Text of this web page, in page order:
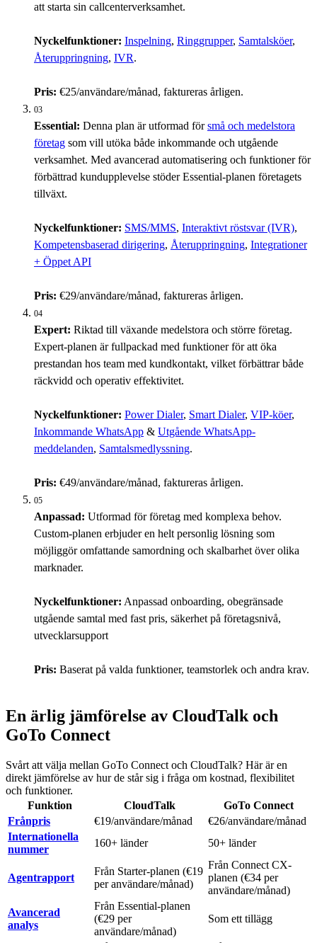
att starta sin callcenterverksamhet.
Nyckelfunktioner: Inspelning, Ringgrupper, Samtalsköer,
Återuppringning, IVR.
Pris: €25/användare/månad, faktureras årligen.
03
Essential: Denna plan är utformad försmå och medelstora
företag som vill utöka både inkommande och utgående
verksamhet. Med avancerad automatisering och funktioner för
förbättrad kundupplevelse stöder Essential-planen företagets
tillväxt.
Nyckelfunktioner: SMS/MMS, Interaktivt röstsvar (IVR),
Kompetensbaserad dirigering, Återuppringning, Integrationer
+ Öppet API
Pris: €29/användare/månad, faktureras årligen.
04
Expert: Riktad till växande medelstora och större företag.
Expert-planen är fullpackad med funktioner för att öka
prestandan hos team med kundkontakt, vilket förbättrar både
räckvidd och operativ effektivitet.
Nyckelfunktioner: Power Dialer, Smart Dialer, VIP-köer,
Inkommande WhatsApp & Utgående WhatsApp-
meddelanden, Samtalsmedlyssning.
Pris: €49/användare/månad, faktureras årligen.
05
Anpassad: Utformad för företag med komplexa behov.
Custom-planen erbjuder en helt personlig lösning som
möjliggör omfattande samordning och skalbarhet över olika
marknader.
Nyckelfunktioner: Anpassad onboarding, obegränsade
utgående samtal med fast pris, säkerhet på företagsnivå,
utvecklarsupport
Pris: Baserat på valda funktioner, teamstorlek och andra krav.
En ärlig jämförelse av CloudTalk och
GoTo Connect
Svårt att välja mellan GoTo Connect och CloudTalk? Här är en
direkt jämförelse av hur de står sig i fråga om kostnad, flexibilitet
och funktioner.
Funktion
CloudTalk
GoTo Connect
Frånpris
€19/användare/månad
€26/användare/månad
Internationella
nummer
160+ länder 50+ länder
Agentrapport
Från Starter-planen (€19
per användare/månad)
Från Connect CX-
planen (€34 per
användare/månad)
Avancerad
analys
Från Essential-planen
(€29 per
användare/månad)
Som ett tillägg